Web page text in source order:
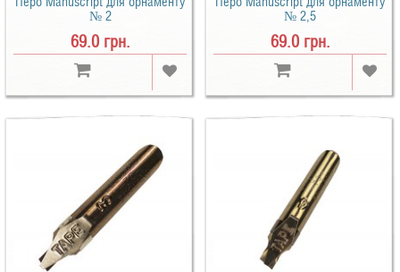
№ 2
69.0 грн.
№ 2,5
69.0 грн.